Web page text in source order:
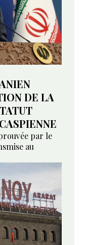
DE LA
par le
au